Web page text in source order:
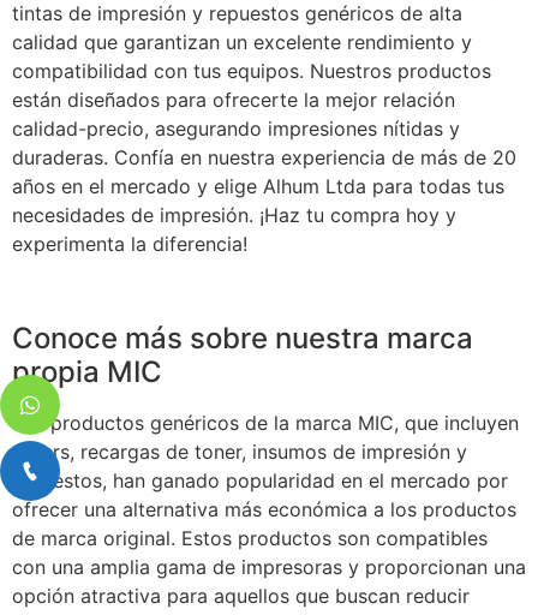
tintas de impresión y repuestos genéricos de alta
calidad que garantizan un excelente rendimiento y
compatibilidad con tus equipos. Nuestros productos
están diseñados para ofrecerte la mejor relación
calidad-precio, asegurando impresiones nítidas y
duraderas. Confía en nuestra experiencia de más de 20
años en el mercado y elige Alhum Ltda para todas tus
necesidades de impresión. ¡Haz tu compra hoy y
experimenta la diferencia!
Conoce más sobre nuestra marca
propia MIC
Los productos genéricos de la marca MIC, que incluyen
toners, recargas de toner, insumos de impresión y
repuestos, han ganado popularidad en el mercado por
ofrecer una alternativa más económica a los productos
de marca original. Estos productos son compatibles
con una amplia gama de impresoras y proporcionan una
opción atractiva para aquellos que buscan reducir